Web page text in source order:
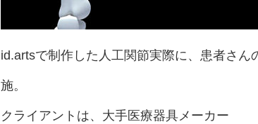
id.artsで制作した人工関節実際に、患者さ
施。
クライアントは、大手医療器具メーカー